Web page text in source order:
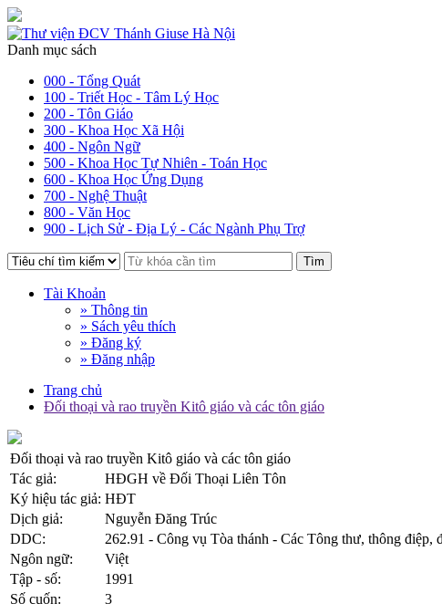
Danh mục sách
000 - Tổng Quát
100 - Triết Học - Tâm Lý Học
200 - Tôn Giáo
300 - Khoa Học Xã Hội
400 - Ngôn Ngữ
500 - Khoa Học Tự Nhiên - Toán Học
600 - Khoa Học Ứng Dụng
700 - Nghệ Thuật
800 - Văn Học
900 - Lịch Sử - Địa Lý - Các Ngành Phụ Trợ
Tìm
Tài Khoản
» Thông tin
» Sách yêu thích
» Đăng ký
» Đăng nhập
Trang chủ
Đối thoại và rao truyền Kitô giáo và các tôn giáo
Đối thoại và rao truyền Kitô giáo và các tôn giáo
Tác giả:
HĐGH về Đối Thoại Liên Tôn
Ký hiệu tác giả: HĐT
Dịch giả:
Nguyễn Đăng Trúc
DDC:
262.91 - Công vụ Tòa thánh - Các Tông thư, thông điệp,
Ngôn ngữ:
Việt
Tập - số:
1991
Số cuốn:
3